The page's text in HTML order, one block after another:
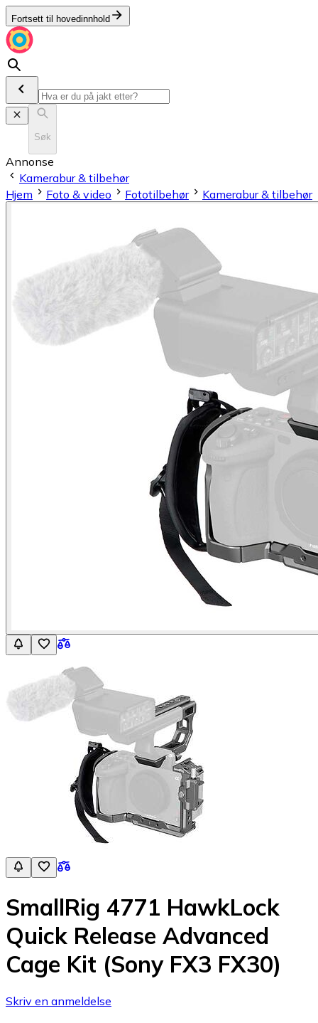
Fortsett til hovedinnhold
Søk
Annonse
Kamerabur & tilbehør
Hjem
Foto & video Fototilbehør Kamerabur & tilbehør
SmallRig 4771 HawkLock
Quick Release Advanced
Cage Kit (Sony FX3 FX30)
Skriv en anmeldelse